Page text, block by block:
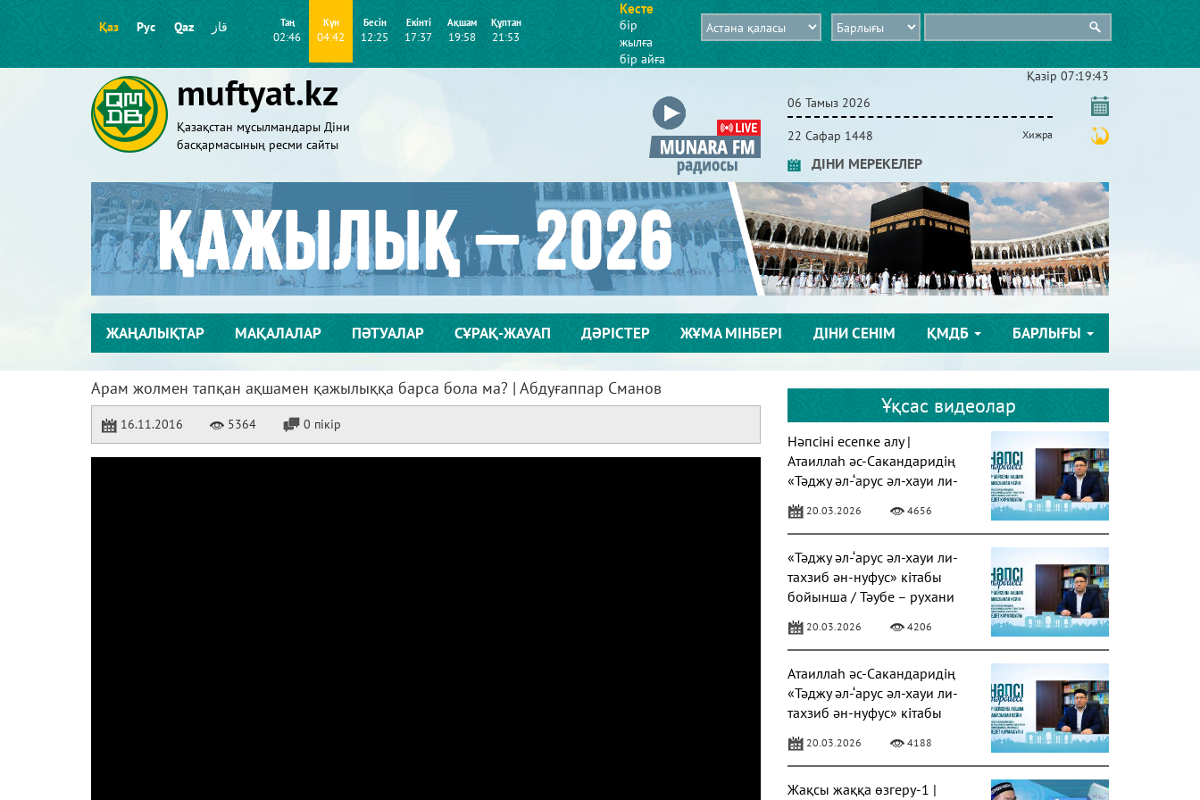
Қаз Рус Qaz قاز Таң
02:46
Күн
04:42
Бесін
12:25
Екінті
17:37
Ақшам
19:58
Құптан
21:53
Кесте
бір
жылға
бір айға
muftyat.kz
Қазақстан мұсылмандары Діни
басқармасының ресми сайты
Қазір 07:19:43
06 Тамыз 2026
22 Сафар 1448 Хижра
ДІНИ МЕРЕКЕЛЕР
ЖАҢАЛЫҚТАР МАҚАЛАЛАР ПӘТУАЛАР СҰРАҚ-ЖАУАП ДӘРІСТЕР ЖҰМА МІНБЕРІ ДІНИ СЕНІМ ҚМДБ БАРЛЫҒЫ
Арам жолмен тапқан ақшамен қажылыққа барса бола ма? | Абдуғаппар Сманов
16.11.2016 5364 0 пікір
Ұқсас видеолар
Нәпсіні есепке алу |
Атаиллаһ әс-Сакандаридің
«Тәджу әл-‘арус әл-хауи ли-
20.03.2026 4656
«Тәджу әл-‘арус әл-хауи ли-
тахзиб ән-нуфус» кітабы
бойынша / Тәубе – рухани
20.03.2026 4206
Атаиллаһ әс-Сакандаридің
«Тәджу әл-‘арус әл-хауи ли-
тахзиб ән-нуфус» кітабы
20.03.2026 4188
Жақсы жаққа өзгеру-1 |